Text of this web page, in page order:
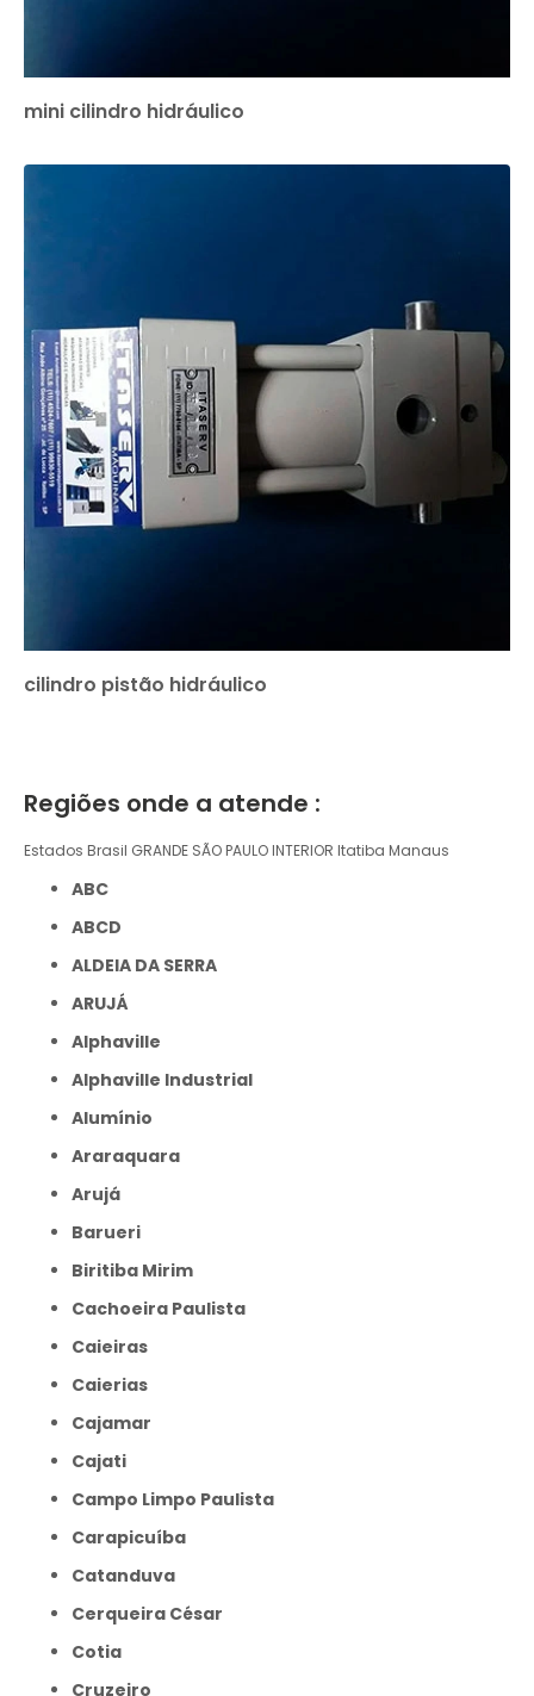
mini cilindro hidráulico
cilindro pistão hidráulico
Regiões onde a atende :
Estados Brasil GRANDE SÃO PAULO INTERIOR Itatiba Manaus
ABC
ABCD
ALDEIA DA SERRA
ARUJÁ
Alphaville
Alphaville Industrial
Alumínio
Araraquara
Arujá
Barueri
Biritiba Mirim
Cachoeira Paulista
Caieiras
Caierias
Cajamar
Cajati
Campo Limpo Paulista
Carapicuíba
Catanduva
Cerqueira César
Cotia
Cruzeiro